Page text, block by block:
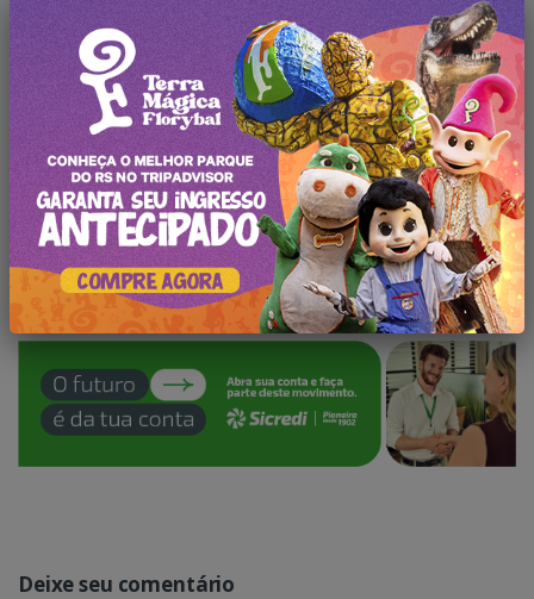
← Gramado irá ganhar Museu do Vinho
Voos Turísticos de Balão experiência única →
Deixe seu comentário